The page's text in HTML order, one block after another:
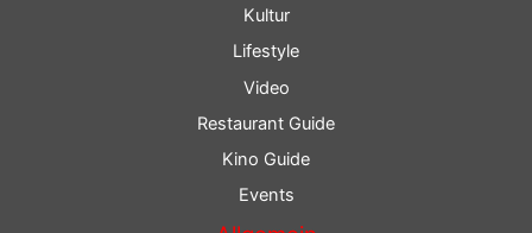
Kultur
Lifestyle
Video
Restaurant Guide
Kino Guide
Events